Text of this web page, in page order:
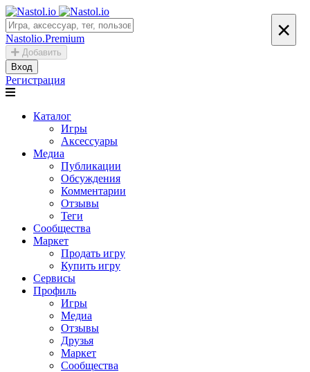
Nastolio.Premium
Добавить
Вход
Регистрация
Каталог
Игры
Аксессуары
Медиа
Публикации
Обсуждения
Комментарии
Отзывы
Теги
Сообщества
Маркет
Продать игру
Купить игру
Сервисы
Профиль
Игры
Медиа
Отзывы
Друзья
Маркет
Сообщества
×